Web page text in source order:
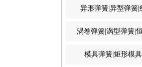
异形弹簧|异型弹簧|
涡卷弹簧|涡型弹簧|
模具弹簧|矩形模